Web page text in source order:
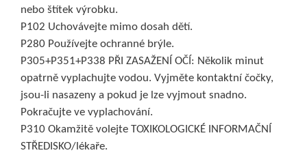
nebo štítek výrobku.
P102 Uchovávejte mimo dosah dětí.
P280 Používejte ochranné brýle.
P305+P351+P338 PŘI ZASAŽENÍ OČÍ: Několik minut
opatrně vyplachujte vodou. Vyjměte kontaktní čočky,
jsou-li nasazeny a pokud je lze vyjmout snadno.
Pokračujte ve vyplachování.
P310 Okamžitě volejte TOXIKOLOGICKÉ INFORMAČNÍ
STŘEDISKO/lékaře.